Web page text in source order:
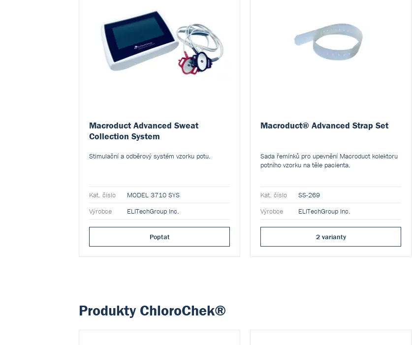
Macroduct Advanced Sweat
Collection System
Stimulační a odběrový systém vzorku potu.
Kat. číslo
MODEL 3710 SYS
Výrobce
ELITechGroup Inc.
Poptat
Macroduct® Advanced Strap Set
Sada řemínků pro upevnění Macroduct kolektoru
potního vzorku na těle pacienta.
Kat. číslo
SS-269
Výrobce
ELITechGroup Inc.
2 varianty
Produkty ChloroChek®